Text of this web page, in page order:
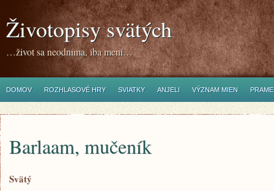
Životopisy svätých
…život sa neodníma, iba mení…
DOMOV ROZHLASOVÉ HRY SVIATKY ANJELI VÝZNAM MIEN
Barlaam, mučeník
Svätý